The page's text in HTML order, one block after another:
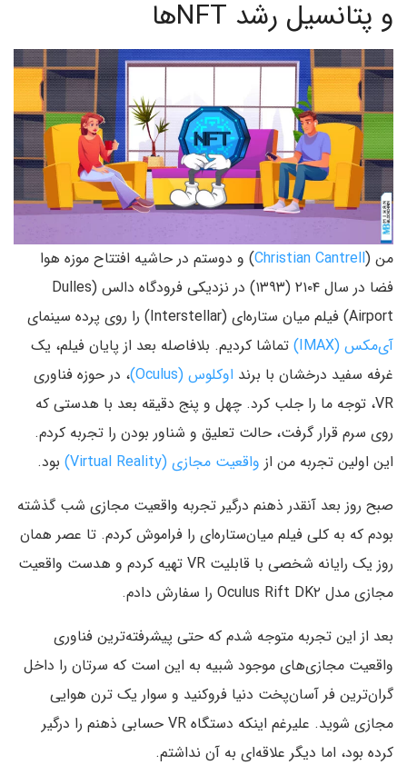
و پتانسیل رشد NFTها
من (Christian Cantrell) و دوستم در حاشیه افتتاح موزه هوا
فضا در سال ۲۱۰۴ (۱۳۹۳) در نزدیکی فرودگاه دالس (Dulles
Airport) فیلم میان ستاره‌ای (Interstellar) را روی پرده سینمای
آی‌مکس (IMAX)
تماشا کردیم. بلافاصله بعد از پایان فیلم، یک
غرفه سفید درخشان با برند اوکلوس (Oculus)
، در حوزه فناوری
VR، توجه ما را جلب کرد. چهل و پنج دقیقه بعد با هدستی که
روی سرم قرار گرفت، حالت تعلیق و شناور بودن را تجربه کردم.
این اولین تجربه من از واقعیت مجازی (Virtual Reality)
بود.
صبح روز بعد آنقدر ذهنم درگیر تجربه واقعیت مجازی شب گذشته
بودم که به کلی فیلم میان‌ستاره‌ای را فراموش کردم. تا عصر همان
روز یک رایانه شخصی با قابلیت VR تهیه کردم و هدست واقعیت
مجازی مدل Oculus Rift DK۲ را سفارش دادم.
بعد از این تجربه متوجه شدم که حتی پیشرفته‌‌ترین فناوری
واقعیت مجازی‌های موجود شبیه به این است که سرتان را داخل
گران‌ترین فر آسان‌پخت دنیا فروکنید و سوار یک ترن هوایی
مجازی شوید. علیرغم اینکه دستگاه VR حسابی ذهنم را درگیر
کرده بود، اما دیگر علاقه‌ای به آن نداشتم.